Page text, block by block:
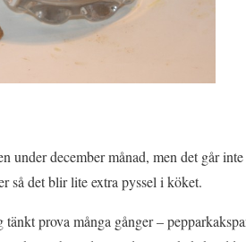
under december månad, men det går
så det blir lite extra pyssel i köket.
prova många gånger –